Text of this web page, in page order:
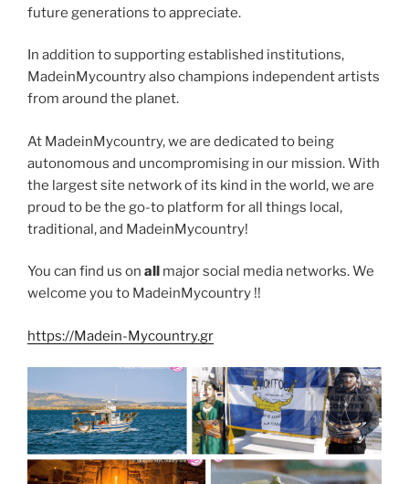
future generations to appreciate.
In addition to supporting established institutions,
MadeinMycountry also champions independent artists
from around the planet.
At MadeinMycountry, we are dedicated to being
autonomous and uncompromising in our mission. With
the largest site network of its kind in the world, we are
proud to be the go-to platform for all things local,
traditional, and MadeinMycountry!
You can find us on all major social media networks. We
welcome you to MadeinMycountry !!
https://Madein-Mycountry.gr